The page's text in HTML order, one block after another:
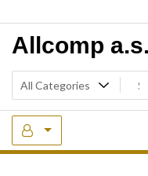
to
content
Allcomp